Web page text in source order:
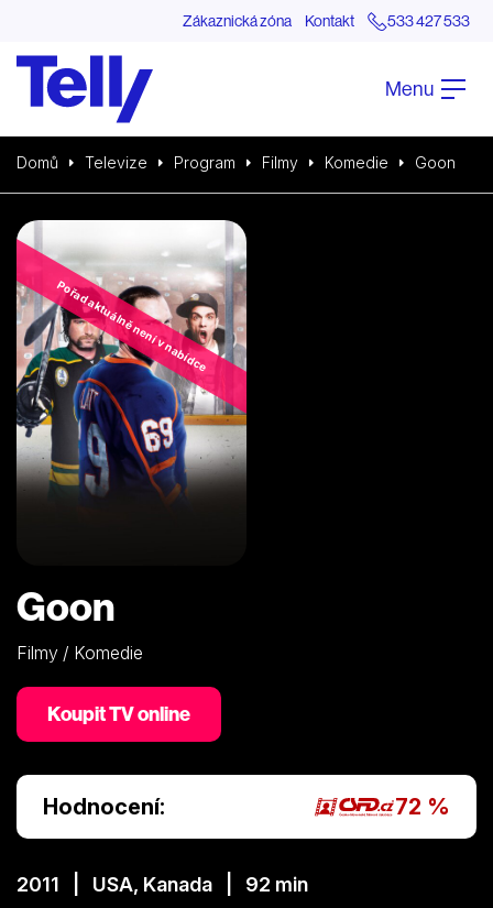
Zákaznická zóna Kontakt 533 427 533
Menu
Domů Televize Program Filmy Komedie Goon
Pořad aktuálně není v nabídce
Goon
Filmy / Komedie
Koupit TV online
Hodnocení: 72 %
2011 | USA, Kanada | 92 min